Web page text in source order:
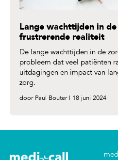
Lange wachttijden in
frustrerende realiteit
De lange wachttijden in de
probleem dat veel patiënten
uitdagingen en impact van
zorg.
door Paul Bouter | 18 juni 2024